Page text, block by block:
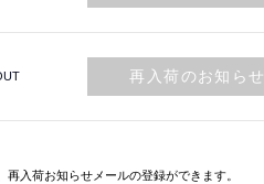
再入荷のお知らせ
入荷お知らせメールの登録ができます。